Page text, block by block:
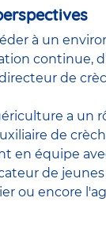
à un
continue,
de
a un
de
en équipe
de
ou encore